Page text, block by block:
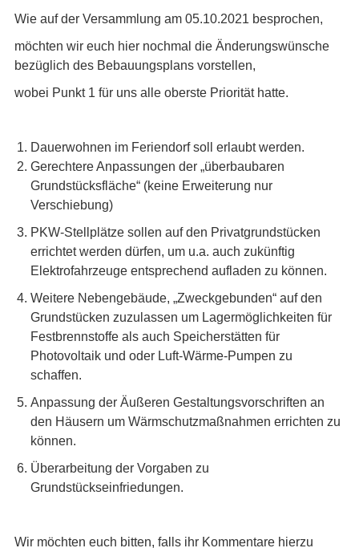
Wie auf der Versammlung am 05.10.2021 besprochen,
möchten wir euch hier nochmal die Änderungswünsche
bezüglich des Bebauungsplans vorstellen,
wobei Punkt 1 für uns alle oberste Priorität hatte.
Dauerwohnen im Feriendorf soll erlaubt werden.
Gerechtere Anpassungen der „überbaubaren
Grundstücksfläche“ (keine Erweiterung nur
Verschiebung)
PKW-Stellplätze sollen auf den Privatgrundstücken
errichtet werden dürfen, um u.a. auch zukünftig
Elektrofahrzeuge entsprechend aufladen zu können.
Weitere Nebengebäude, „Zweckgebunden“ auf den
Grundstücken zuzulassen um Lagermöglichkeiten für
Festbrennstoffe als auch Speicherstätten für
Photovoltaik und oder Luft-Wärme-Pumpen zu
schaffen.
Anpassung der Äußeren Gestaltungsvorschriften an
den Häusern um Wärmschutzmaßnahmen errichten zu
können.
Überarbeitung der Vorgaben zu
Grundstückseinfriedungen.
Wir möchten euch bitten, falls ihr Kommentare hierzu